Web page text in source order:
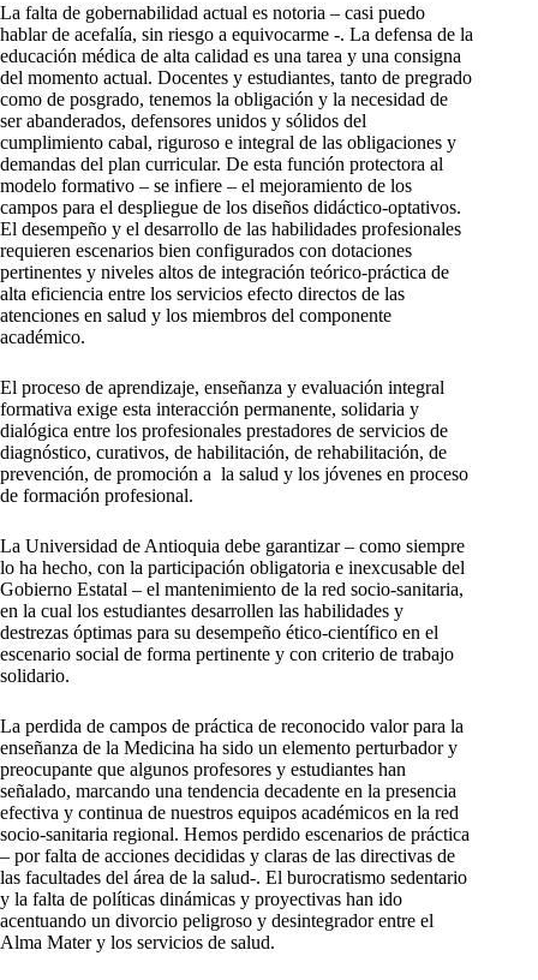
La falta de gobernabilidad actual es notoria – casi puedo
hablar de acefalía, sin riesgo a equivocarme -. La defensa de la
educación médica de alta calidad es una tarea y una consigna
del momento actual. Docentes y estudiantes, tanto de pregrado
como de posgrado, tenemos la obligación y la necesidad de
ser abanderados, defensores unidos y sólidos del
cumplimiento cabal, riguroso e integral de las obligaciones y
demandas del plan curricular. De esta función protectora al
modelo formativo – se infiere – el mejoramiento de los
campos para el despliegue de los diseños didáctico-optativos.
El desempeño y el desarrollo de las habilidades profesionales
requieren escenarios bien configurados con dotaciones
pertinentes y niveles altos de integración teórico-práctica de
alta eficiencia entre los servicios efecto directos de las
atenciones en salud y los miembros del componente
académico.
El proceso de aprendizaje, enseñanza y evaluación integral
formativa exige esta interacción permanente, solidaria y
dialógica entre los profesionales prestadores de servicios de
diagnóstico, curativos, de habilitación, de rehabilitación, de
prevención, de promoción a la salud y los jóvenes en proceso
de formación profesional.
La Universidad de Antioquia debe garantizar – como siempre
lo ha hecho, con la participación obligatoria e inexcusable del
Gobierno Estatal – el mantenimiento de la red socio-sanitaria,
en la cual los estudiantes desarrollen las habilidades y
destrezas óptimas para su desempeño ético-científico en el
escenario social de forma pertinente y con criterio de trabajo
solidario.
La perdida de campos de práctica de reconocido valor para la
enseñanza de la Medicina ha sido un elemento perturbador y
preocupante que algunos profesores y estudiantes han
señalado, marcando una tendencia decadente en la presencia
efectiva y continua de nuestros equipos académicos en la red
socio-sanitaria regional. Hemos perdido escenarios de práctica
– por falta de acciones decididas y claras de las directivas de
las facultades del área de la salud-. El burocratismo sedentario
y la falta de políticas dinámicas y proyectivas han ido
acentuando un divorcio peligroso y desintegrador entre el
Alma Mater y los servicios de salud.